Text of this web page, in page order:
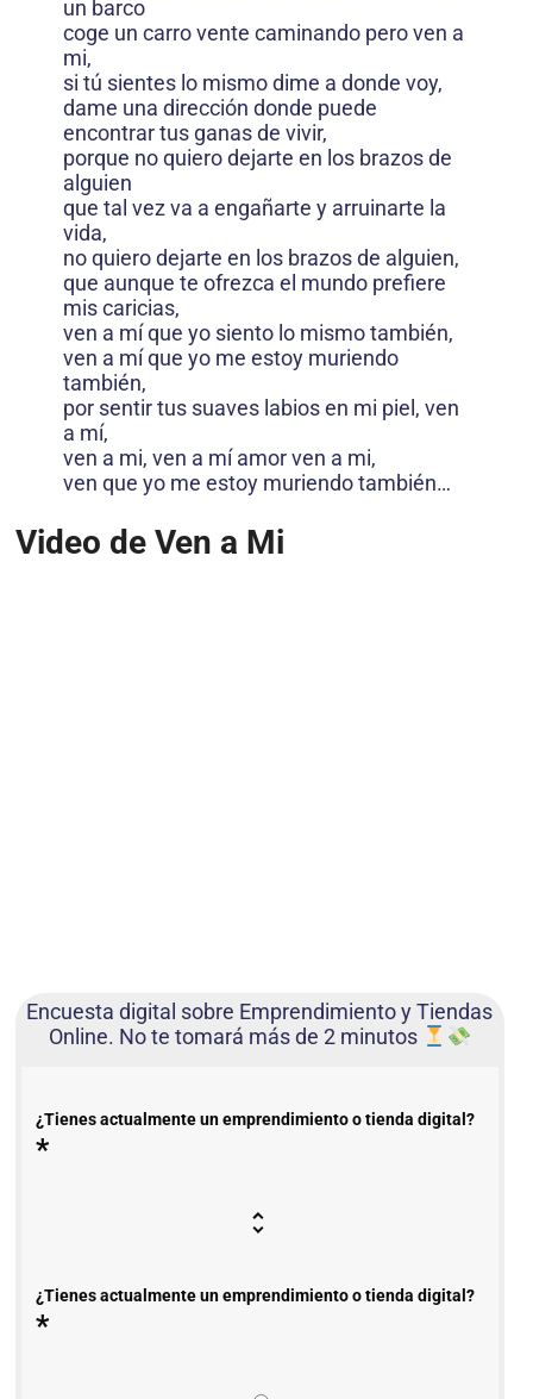
un barco
coge un carro vente caminando pero ven a
mi,
si tú sientes lo mismo dime a donde voy,
dame una dirección donde puede
encontrar tus ganas de vivir,
porque no quiero dejarte en los brazos de
alguien
que tal vez va a engañarte y arruinarte la
vida,
no quiero dejarte en los brazos de alguien,
que aunque te ofrezca el mundo prefiere
mis caricias,
ven a mí que yo siento lo mismo también,
ven a mí que yo me estoy muriendo
también,
por sentir tus suaves labios en mi piel, ven
a mí,
ven a mi, ven a mí amor ven a mi,
ven que yo me estoy muriendo también…
Video de Ven a Mi
Encuesta digital sobre Emprendimiento y Tiendas
Online. No te tomará más de 2 minutos
¿Tienes actualmente un emprendimiento o tienda digital?
*
¿Tienes actualmente un emprendimiento o tienda digital?
*